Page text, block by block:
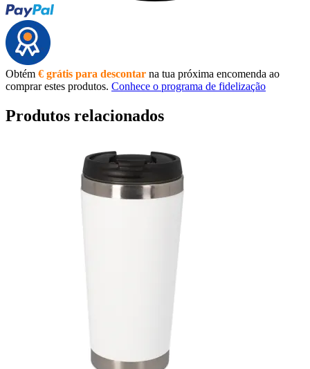
Obtém € grátis para descontar na tua próxima encomenda ao
comprar estes produtos. Conhece o programa de fidelização
Produtos relacionados